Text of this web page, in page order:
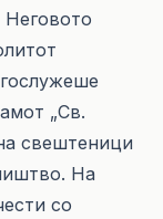
Неговото
„Св.
свештеници
На
со